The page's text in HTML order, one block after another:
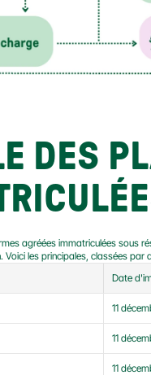
DES
agréées immatriculées sous
les principales, classées par
Date
11
11
11